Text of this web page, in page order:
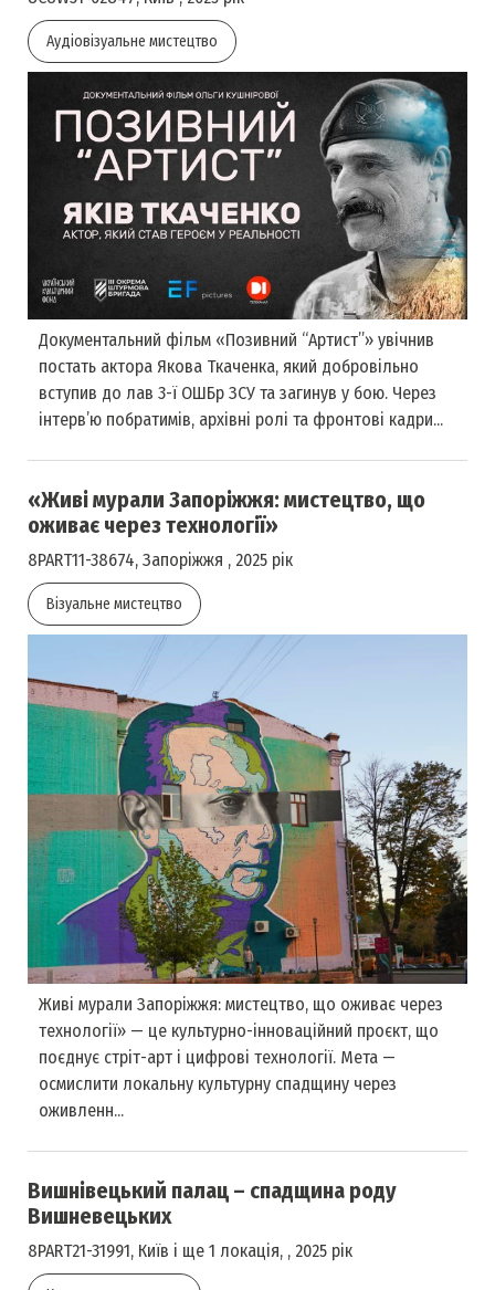
Аудіовізуальне мистецтво
Документальний фільм «Позивний “Артист”» увічнив
постать актора Якова Ткаченка, який добровільно
вступив до лав 3-ї ОШБр ЗСУ та загинув у бою. Через
інтерв’ю побратимів, архівні ролі та фронтові кадри...
«Живі мурали Запоріжжя: мистецтво, що
оживає через технології»
8PART11-38674, Запоріжжя , 2025 рік
Візуальне мистецтво
Живі мурали Запоріжжя: мистецтво, що оживає через
технології» — це культурно-інноваційний проєкт, що
поєднує стріт-арт і цифрові технології. Мета —
осмислити локальну культурну спадщину через
оживленн...
Вишнівецький палац – спадщина роду
Вишневецьких
8PART21-31991, Київ і ще 1 локація, , 2025 рік